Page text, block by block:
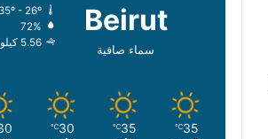
Beirut
سماء صافية
35º - 26º
72%
5.56 كيلومتر/ساعة
35
℃
35
℃
30
℃